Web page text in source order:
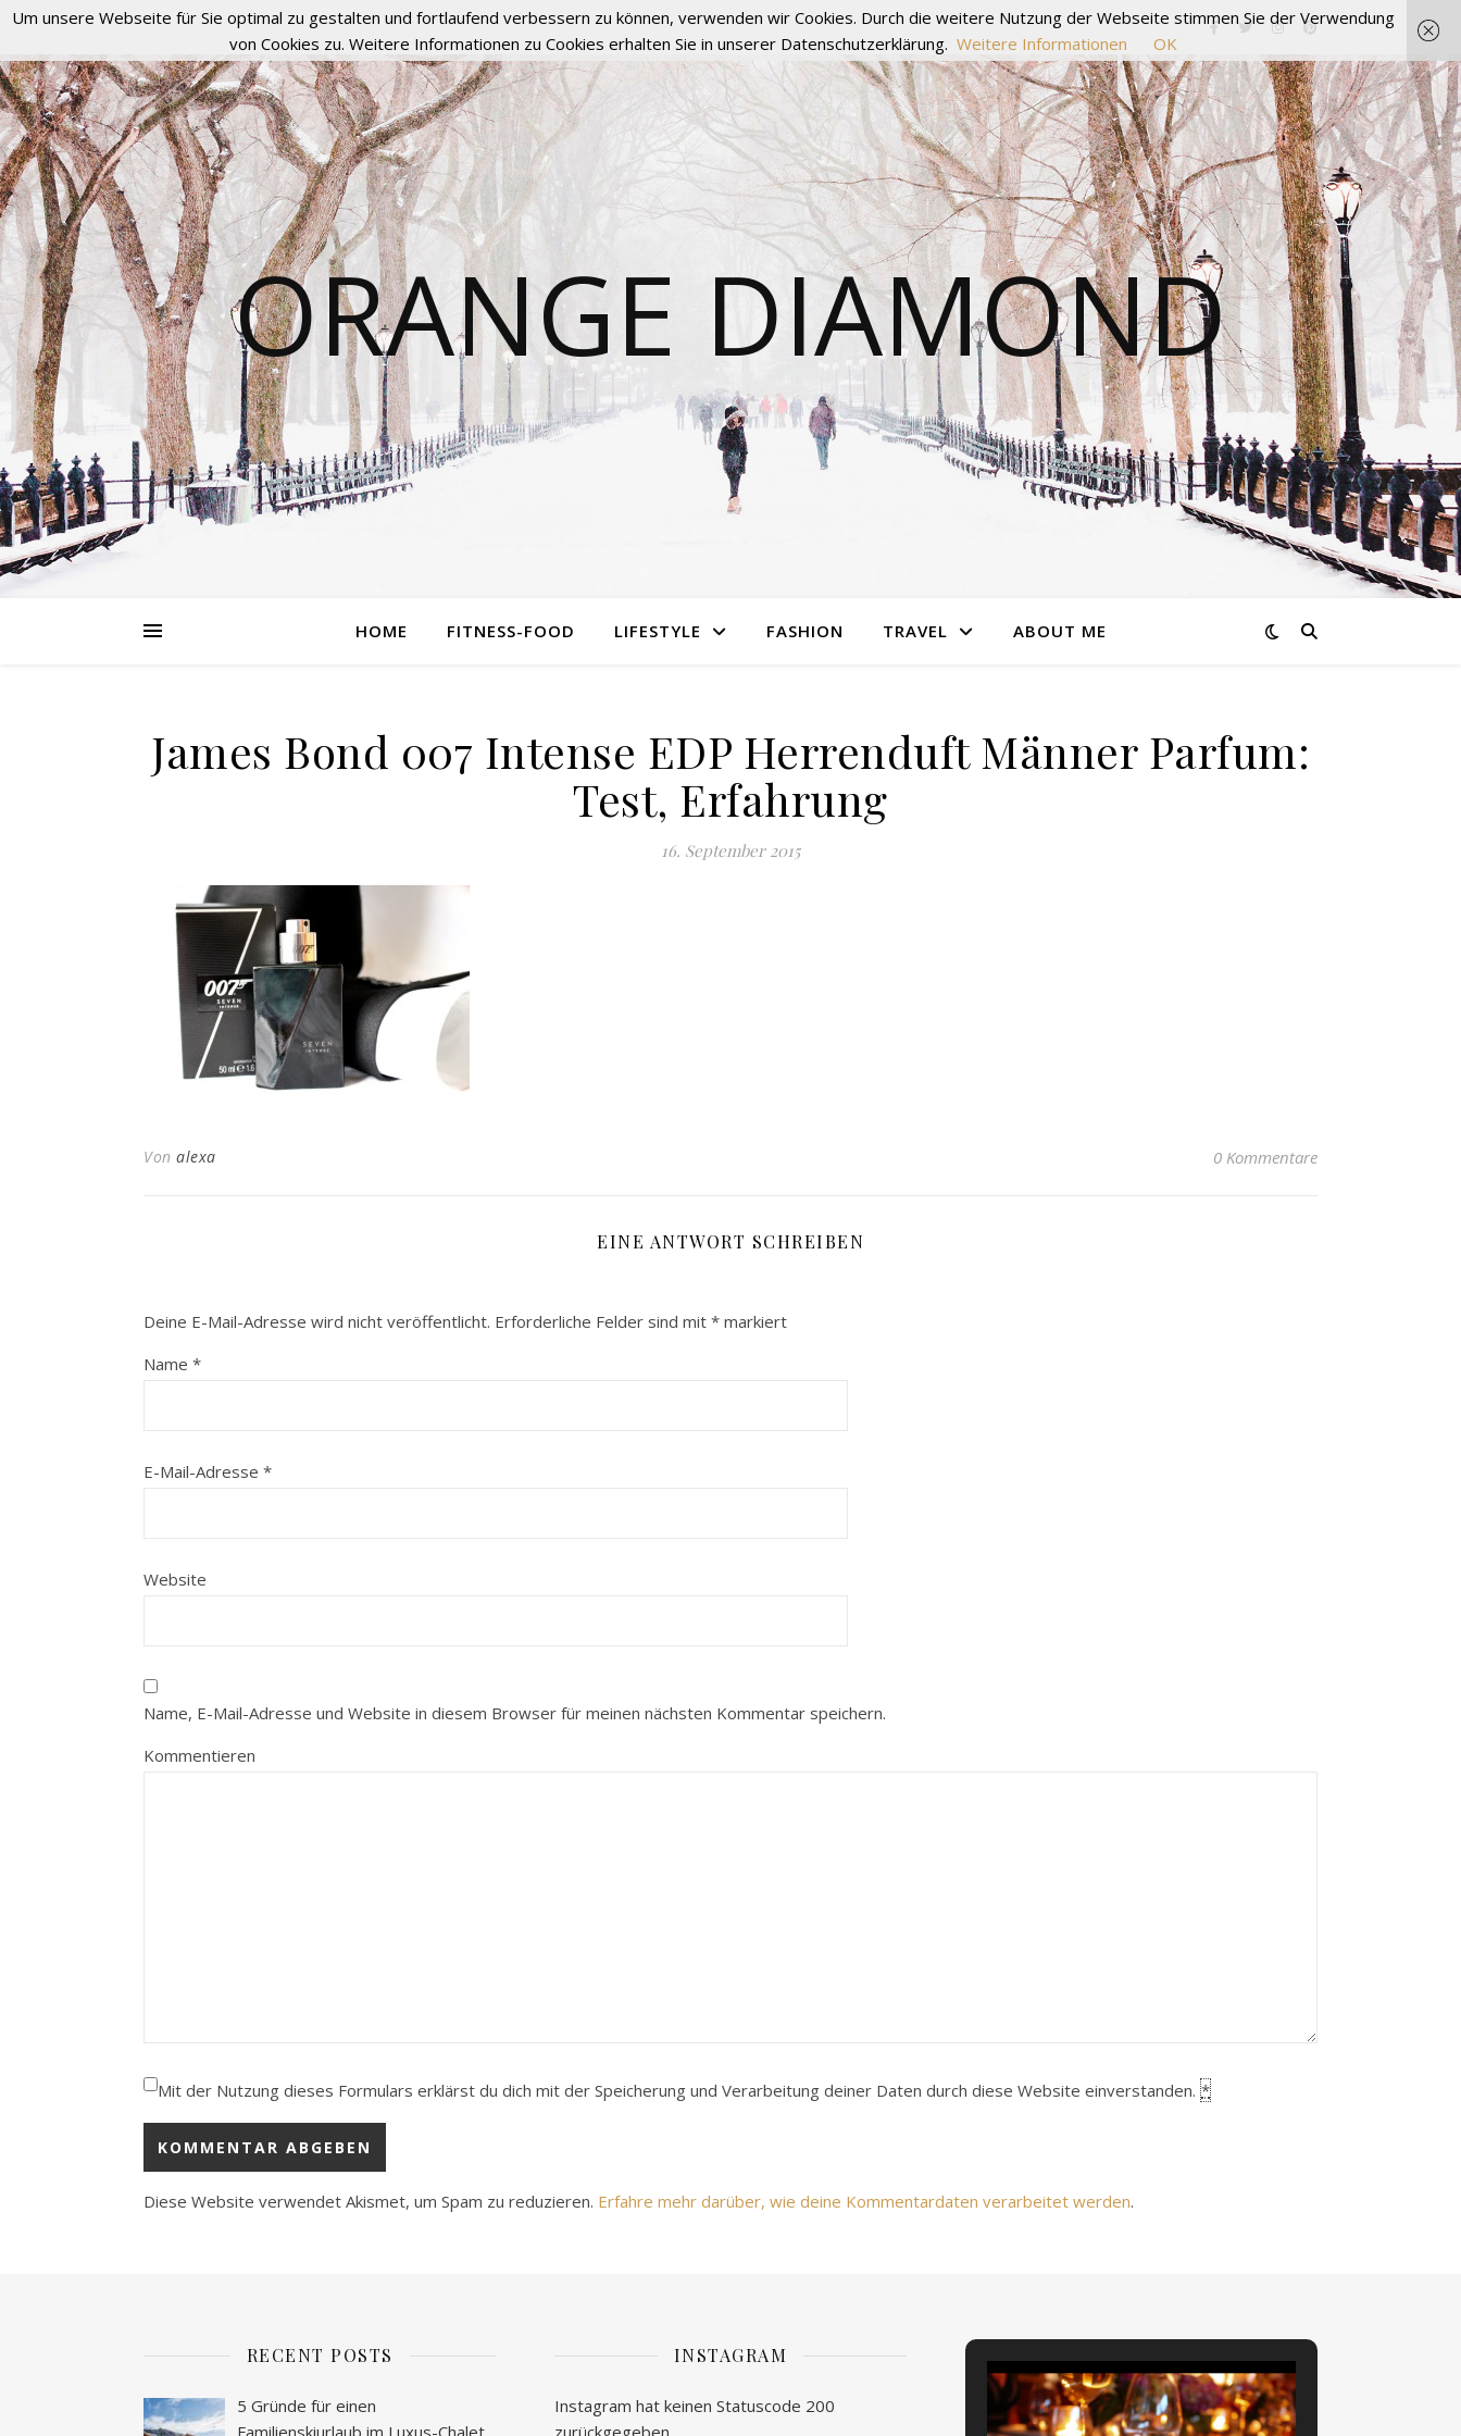
ORANGE DIAMOND
HOME FITNESS-FOOD LIFESTYLE FASHION TRAVEL ABOUT ME
James Bond 007 Intense EDP Herrenduft Männer Parfum:
Test, Erfahrung
16. September 2015
Von alexa 0 Kommentare
EINE ANTWORT SCHREIBEN
Deine E-Mail-Adresse wird nicht veröffentlicht. Erforderliche Felder sind mit * markiert
Name *
E-Mail-Adresse *
Website
Name, E-Mail-Adresse und Website in diesem Browser für meinen nächsten Kommentar speichern.
Kommentieren
Mit der Nutzung dieses Formulars erklärst du dich mit der Speicherung und Verarbeitung deiner Daten durch diese Website einverstanden. *
Diese Website verwendet Akismet, um Spam zu reduzieren. Erfahre mehr darüber, wie deine Kommentardaten verarbeitet werden.
RECENT POSTS
5 Gründe für einen
Familienskiurlaub im Luxus-Chalet
INSTAGRAM
Instagram hat keinen Statuscode 200
zurückgegeben.
Um unsere Webseite für Sie optimal zu gestalten und fortlaufend verbessern zu können, verwenden wir Cookies. Durch die weitere Nutzung der Webseite stimmen Sie der Verwendung
von Cookies zu. Weitere Informationen zu Cookies erhalten Sie in unserer Datenschutzerklärung. Weitere Informationen OK